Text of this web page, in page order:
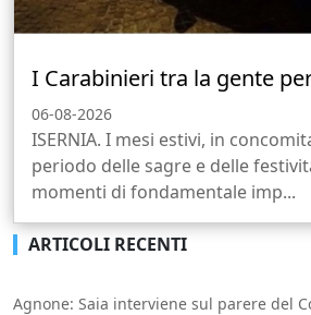
I Carabinieri tra la gente
06-08-2026
ISERNIA. I mesi estivi, in
periodo delle sagre e delle
momenti di fondamentale imp...
ARTICOLI RECENTI
Agnone: Saia interviene sul parere del